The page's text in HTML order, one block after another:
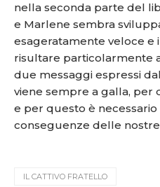
nella seconda parte del
e Marlene sembra
esageratamente veloce e
risultare particolarmente
due messaggi espressi
viene sempre a galla, per
e per questo è
conseguenze delle
IL CATTIVO FRATELLO